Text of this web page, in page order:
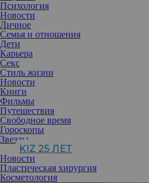
Психология
Новости
Личное
Семья и отношения
Дети
Карьера
Секс
Стиль жизни
Новости
Книги
Фильмы
Путешествия
Свободное время
Гороскопы
Звезды
KIZ 25 ЛЕТ
Новости
Пластическая хирургия
Косметология
Меняется наш возраст и тело,
себя, меняются условия жизни, и
стремление удалить перманентный
дорог он ни был некоторое время
косметология предлагает целый
сделать этот процесс максимально
безболезненным.